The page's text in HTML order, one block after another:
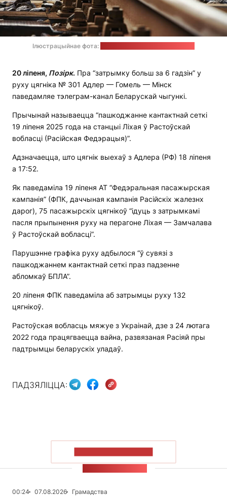
Ілюстрацыйнае фота:
20 ліпеня, Позірк. Пра “затрымку больш за 6 гадзін” у
руху цягніка № 301 Адлер — Гомель — Мінск
паведамляе тэлеграм-канал Беларускай чыгункі.
Прычынай называецца “пашкоджанне кантактнай сеткі
19 ліпеня 2025 года на станцыі Ліхая ў Растоўскай
вобласці (Расійская Федэрацыя)”.
Адзначаецца, што цягнік выехаў з Адлера (РФ) 18 ліпеня
а 17:52.
Як паведаміла 19 ліпеня АТ “Федэральная пасажырская
кампанія” (ФПК, даччыная кампанія Расійскіх жалезнх
дарог), 75 пасажырскіх цягнікоў “ідуць з затрымкамі
пасля прыпынення руху на перагоне Ліхая — Замчалава
ў Растоўскай вобласці”.
Парушэнне графіка руху адбылося “ў сувязі з
пашкоджаннем кантактнай сеткі праз падзенне
абломкаў БПЛА”.
20 ліпеня ФПК паведаміла аб затрымцы руху 132
цягнікоў.
Растоўская вобласць мяжуе з Украінай, дзе з 24 лютага
2022 года працягваецца вайна, развязаная Расіяй пры
падтрымцы беларускіх уладаў.
ПАДЗЯЛІЦЦА:
00:24 07.08.2026
Грамадства